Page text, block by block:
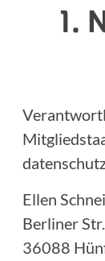
1.
Ellen
Berliner
36088